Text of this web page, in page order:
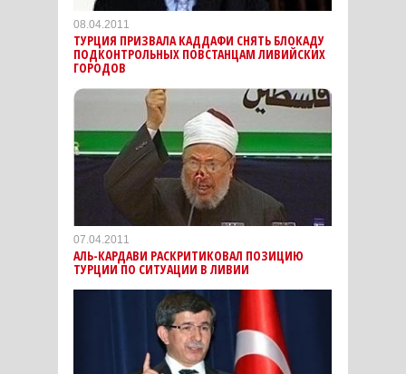
08.04.2011
ТУРЦИЯ ПРИЗВАЛА КАДДАФИ СНЯТЬ БЛОКАДУ
ПОДКОНТРОЛЬНЫХ ПОВСТАНЦАМ ЛИВИЙСКИХ
ГОРОДОВ
07.04.2011
АЛЬ-КАРДАВИ РАСКРИТИКОВАЛ ПОЗИЦИЮ
ТУРЦИИ ПО СИТУАЦИИ В ЛИВИИ